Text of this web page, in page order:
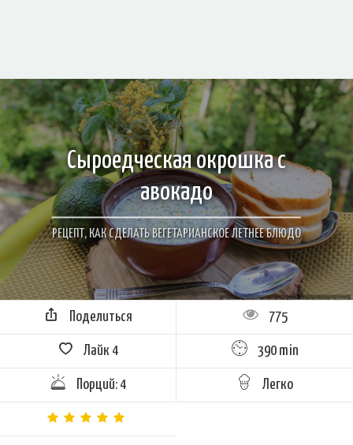
Сыроедческая окрошка с
авокадо
РЕЦЕПТ, КАК СДЕЛАТЬ ВЕГЕТАРИАНСКОЕ ЛЕТНЕЕ БЛЮДО
Поделиться 775
Лайк 4 390 min
Порций: 4 Легко